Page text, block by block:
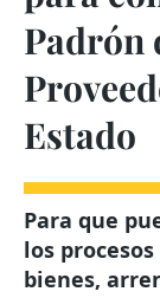
Padrón
Estado
Para que
los
bienes,